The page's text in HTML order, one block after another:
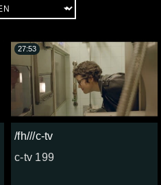
/fh///c-tv
c-tv 199
27:53